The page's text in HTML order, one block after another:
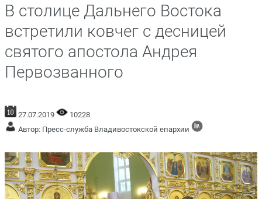
В столице Дальнего Востока
встретили ковчег с десницей
святого апостола Андрея
Первозванного
27.07.2019
10228
Автор: Пресс-служба Владивостокской епархии